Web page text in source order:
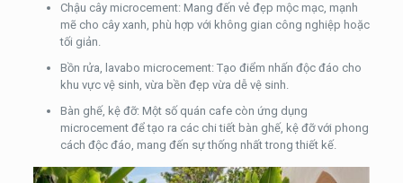
Chậu cây microcement: Mang đến vẻ đẹp mộc mạc, mạnh
mẽ cho cây xanh, phù hợp với không gian công nghiệp hoặc
tối giản.
Bồn rửa, lavabo microcement: Tạo điểm nhấn độc đáo cho
khu vực vệ sinh, vừa bền đẹp vừa dễ vệ sinh.
Bàn ghế, kệ đỡ: Một số quán cafe còn ứng dụng
microcement để tạo ra các chi tiết bàn ghế, kệ đỡ với phong
cách độc đáo, mang đến sự thống nhất trong thiết kế.